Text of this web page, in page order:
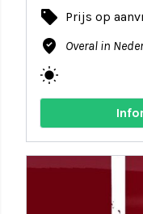
local_offer Prijs op
where_to_vote Overal in
wb_sunny